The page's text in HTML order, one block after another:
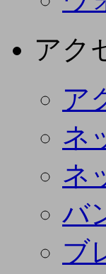
アク
ア
ネ
ネ
バ
ブ